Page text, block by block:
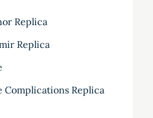
Replica
Replica
Complications Replica